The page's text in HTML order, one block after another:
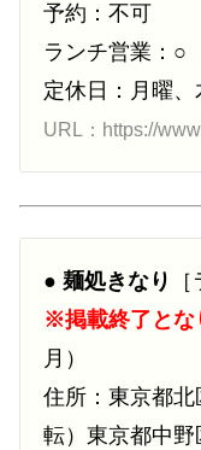
予約：不可
ランチ営業：○
定休日：月曜、
URL：https://
● 麺処きなり
※掲載終了とな
月）
住所：東京都
転）東京都中